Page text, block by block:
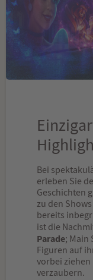
Bei
erleben Sie
Geschichten
zu den
bereits
ist die
Parade; Main
Figuren auf
vorbei
verzaubern.